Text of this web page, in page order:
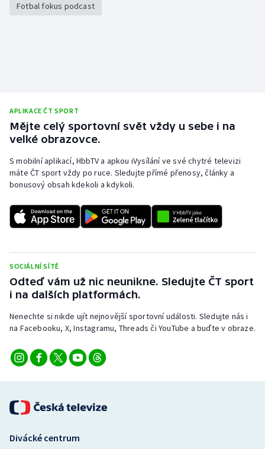
Fotbal fokus podcast
APLIKACE ČT SPORT
Mějte celý sportovní svět vždy u sebe i na
velké obrazovce.
S mobilní aplikací, HbbTV a apkou iVysílání ve své chytré televizi
máte ČT sport vždy po ruce. Sledujte přímé přenosy, články a
bonusový obsah kdekoli a kdykoli.
SOCIÁLNÍ SÍTĚ
Odteď vám už nic neunikne. Sledujte ČT sport
i na dalších platformách.
Nenechte si nikde ujít nejnovější sportovní události. Sledujte nás i
na Facebooku, X, Instagramu, Threads či YouTube a buďte v obraze.
Divácké centrum